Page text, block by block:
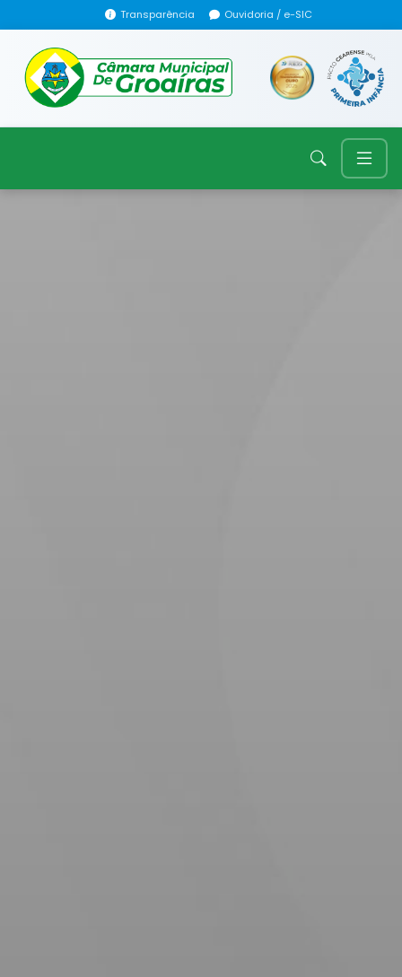
Transparência Ouvidoria / e-SIC